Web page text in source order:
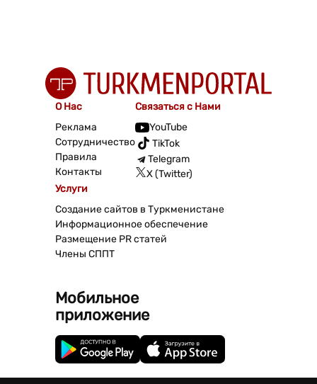
О Нас
Реклама
Сотрудничество
Правила
Контакты
Связаться с Нами
YouTube
TikTok
Telegram
X (Twitter)
Услуги
Создание сайтов в Туркменистане
Информационное обеспечение
Размещение PR статей
Члены СППТ
Мобильное
приложение